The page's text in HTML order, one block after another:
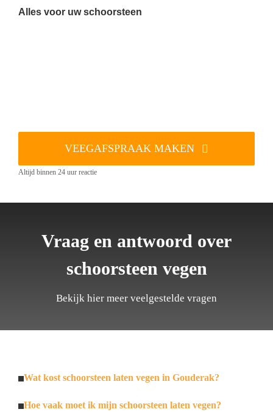
Alles voor uw schoorsteen
VEEGAFSPRAAK MAKEN
Altijd binnen 24 uur reactie
Vraag en antwoord over
schoorsteen vegen
Bekijk hier meer veelgestelde vragen
Wat kost schoorsteen laten vegen in Gouderak?
Hoe vaak moet ik mijn schoorsteen laten vegen?